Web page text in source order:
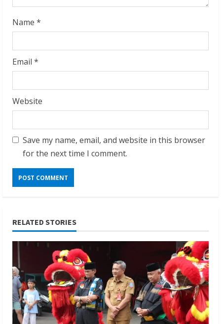
g
Name *
Email *
Website
Save my name, email, and website in this browser
for the next time I comment.
RELATED STORIES